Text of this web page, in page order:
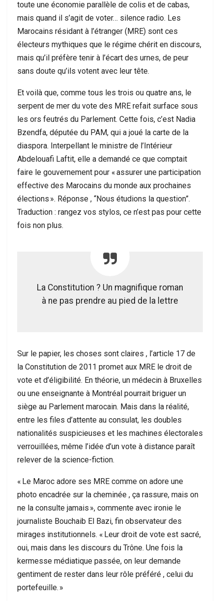
toute une économie parallèle de colis et de cabas,
mais quand il s’agit de voter… silence radio. Les
Marocains résidant à l’étranger (MRE) sont ces
électeurs mythiques que le régime chérit en discours,
mais qu’il préfère tenir à l’écart des urnes, de peur
sans doute qu’ils votent avec leur tête.
Et voilà que, comme tous les trois ou quatre ans, le
serpent de mer du vote des MRE refait surface sous
les ors feutrés du Parlement. Cette fois, c’est Nadia
Bzendfa, députée du PAM, qui a joué la carte de la
diaspora. Interpellant le ministre de l’Intérieur
Abdelouafi Laftit, elle a demandé ce que comptait
faire le gouvernement pour « assurer une participation
effective des Marocains du monde aux prochaines
élections ». Réponse , “Nous étudions la question”.
Traduction : rangez vos stylos, ce n’est pas pour cette
fois non plus.
La Constitution ? Un magnifique roman
à ne pas prendre au pied de la lettre
Sur le papier, les choses sont claires , l’article 17 de
la Constitution de 2011 promet aux MRE le droit de
vote et d’éligibilité. En théorie, un médecin à Bruxelles
ou une enseignante à Montréal pourrait briguer un
siège au Parlement marocain. Mais dans la réalité,
entre les files d’attente au consulat, les doubles
nationalités suspicieuses et les machines électorales
verrouillées, même l’idée d’un vote à distance paraît
relever de la science-fiction.
« Le Maroc adore ses MRE comme on adore une
photo encadrée sur la cheminée , ça rassure, mais on
ne la consulte jamais », commente avec ironie le
journaliste Bouchaib El Bazi, fin observateur des
mirages institutionnels. « Leur droit de vote est sacré,
oui, mais dans les discours du Trône. Une fois la
kermesse médiatique passée, on leur demande
gentiment de rester dans leur rôle préféré , celui du
portefeuille. »